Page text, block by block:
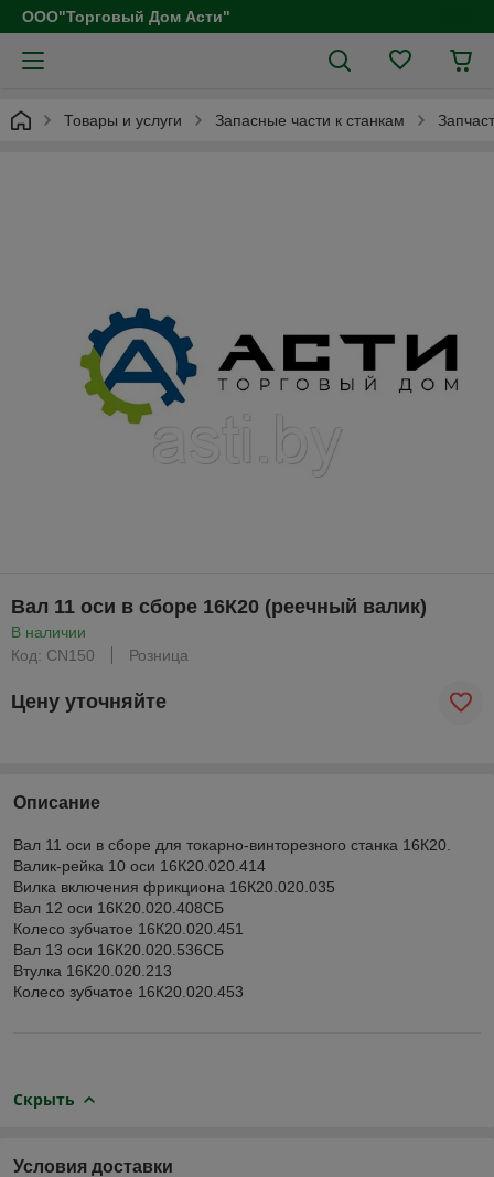
ООО"Торговый Дом Асти"
Товары и услуги Запасные части к станкам
Вал 11 оси в сборе 16К20 (реечный валик)
В наличии
Код: CN150
Розница
Цену уточняйте
Описание
Вал 11 оси в сборе для токарно-винторезного станка 16К20.
Валик-рейка 10 оси 16К20.020.414
Вилка включения фрикциона 16К20.020.035
Вал 12 оси 16К20.020.408СБ
Колесо зубчатое 16К20.020.451
Вал 13 оси 16К20.020.536СБ
Втулка 16К20.020.213
Колесо зубчатое 16К20.020.453
Скрыть
Условия доставки